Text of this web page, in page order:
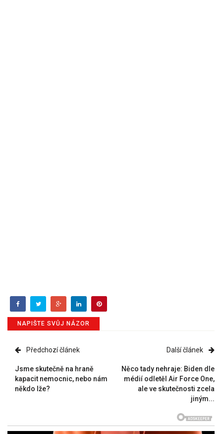
NAPIŠTE SVŮJ NÁZOR
Předchozí článek
Jsme skutečně na hraně
kapacit nemocnic, nebo nám
někdo lže?
Další článek
Něco tady nehraje: Biden dle
médií odletěl Air Force One,
ale ve skutečnosti zcela
jiným...